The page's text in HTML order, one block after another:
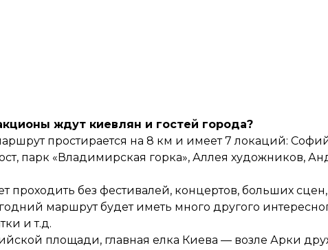
ждут киевлян и гостей города?
простирается на 8 км и имеет 7 локаций:
парк «Владимирская горка», Аллея художников,
проходить без фестивалей, концертов, больших
маршрут будет иметь много другого
и т.д.
площади, главная елка Киева — возле Арки